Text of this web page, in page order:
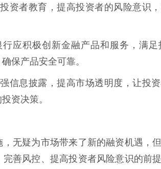
资者教育，提高投资者的风险意识
应积极创新金融产品和服务，满
保产品安全可靠。
信息披露，提高市场透明度，让投
资决策。
无疑为市场带来了新的融资机遇，
善风控、提高投资者风险意识的前